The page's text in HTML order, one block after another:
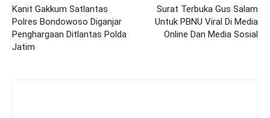
Kanit Gakkum Satlantas
Polres Bondowoso Diganjar
Penghargaan Ditlantas Polda
Jatim
Surat Terbuka Gus Salam
Untuk PBNU Viral Di Media
Online Dan Media Sosial